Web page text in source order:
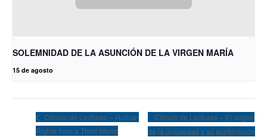
SOLEMNIDAD DE LA ASUNCIÓN DE LA VIRGEN MARÍA
15 de agosto
Círculo de Lecturas – Human
Rights from a Third World
Círculo de Lecturas – El origen
de la propiedad y su legitimación